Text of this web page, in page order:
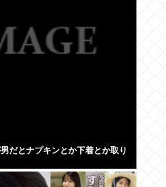
だとナプキンとか下着とか取り